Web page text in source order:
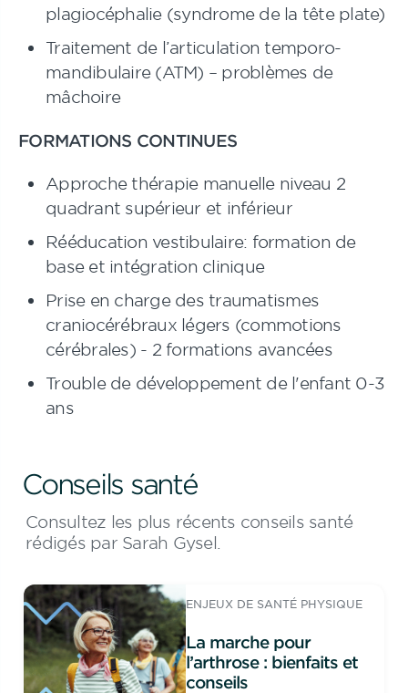
plagiocéphalie (syndrome de la tête plate)
Traitement de l’articulation temporo-
mandibulaire (ATM) – problèmes de
mâchoire
FORMATIONS CONTINUES
Approche thérapie manuelle niveau 2
quadrant supérieur et inférieur
Rééducation vestibulaire: formation de
base et intégration clinique
Prise en charge des traumatismes
craniocérébraux légers (commotions
cérébrales) - 2 formations avancées
Trouble de développement de l'enfant 0-3
ans
Conseils santé
Consultez les plus récents conseils santé
rédigés par Sarah Gysel.
ENJEUX DE SANTÉ PHYSIQUE
La marche pour
l’arthrose : bienfaits et
conseils